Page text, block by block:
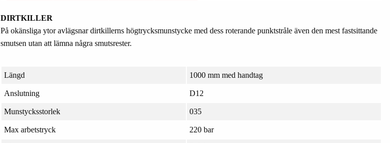
DIRTKILLER
På okänsliga ytor avlägsnar dirtkillerns högtrycksmunstycke med dess roterande punktstråle även den mest fastsittande
smutsen utan att lämna några smutsrester.
Längd 1000 mm med handtag
Anslutning D12
Munstycksstorlek 035
Max arbetstryck 220 bar